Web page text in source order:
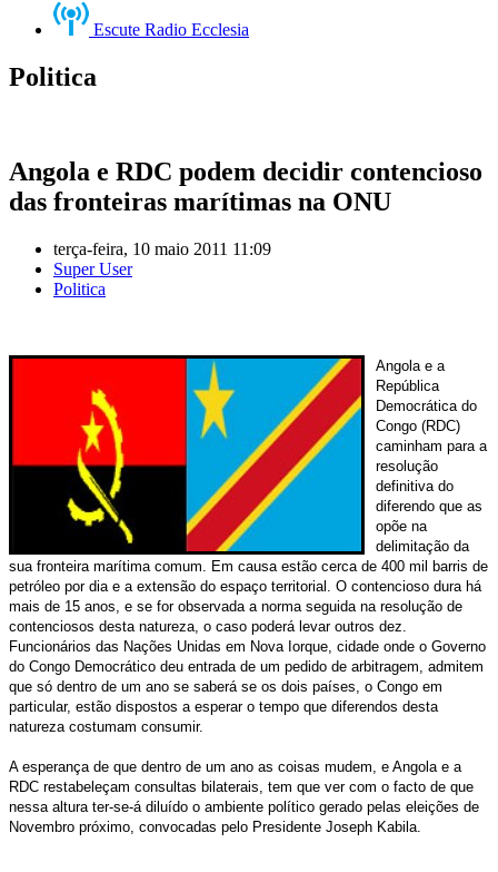
Escute Radio Ecclesia
Politica
Angola e RDC podem decidir contencioso
das fronteiras marítimas na ONU
terça-feira, 10 maio 2011 11:09
Super User
Politica
Angola e a
República
Democrática do
Congo (RDC)
caminham para a
resolução
definitiva do
diferendo que as
opõe na
delimitação da
sua fronteira marítima comum. Em causa estão cerca de 400 mil barris de
petróleo por dia e a extensão do espaço territorial. O contencioso dura há
mais de 15 anos, e se for observada a norma seguida na resolução de
contenciosos desta natureza, o caso poderá levar outros dez.
Funcionários das Nações Unidas em Nova Iorque, cidade onde o Governo
do Congo Democrático deu entrada de um pedido de arbitragem, admitem
que só dentro de um ano se saberá se os dois países, o Congo em
particular, estão dispostos a esperar o tempo que diferendos desta
natureza costumam consumir.
A esperança de que dentro de um ano as coisas mudem, e Angola e a
RDC restabeleçam consultas bilaterais, tem que ver com o facto de que
nessa altura ter-se-á diluído o ambiente político gerado pelas eleições de
Novembro próximo, convocadas pelo Presidente Joseph Kabila.